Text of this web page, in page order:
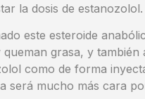
la dosis de estanozolol.
este esteroide
grasa, y
como de forma
será mucho más cara